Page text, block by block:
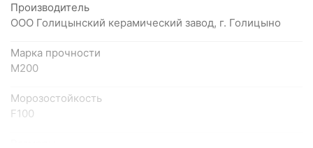
Написать на почту
Самарская область, Волжский район, село
Преображенка, улица Ленинская, 75 (вывеска "Мир
пн-пт с 9:00 до 18:00, сб с 10:00 до 16:00
+7 (846) 215-18-18
Производитель
ООО Голицынский керамический завод, г. Голицыно
Марка прочности
М200
Морозостойкость
F100